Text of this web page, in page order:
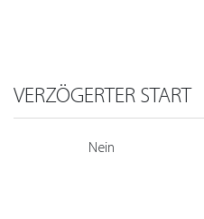
VERZÖGERTER START
Nein